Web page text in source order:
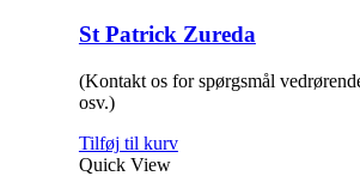
kan
vælges
på
varesiden
St Patrick Zureda
(Kontakt os for spørgsmål
osv.)
Tilføj til kurv
Quick View